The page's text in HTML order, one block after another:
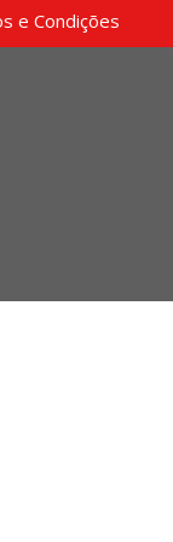
e Condições